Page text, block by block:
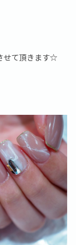
せて頂きます☆